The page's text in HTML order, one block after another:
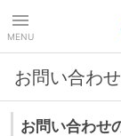
MENU
お問い合わせ
お問い合わせ